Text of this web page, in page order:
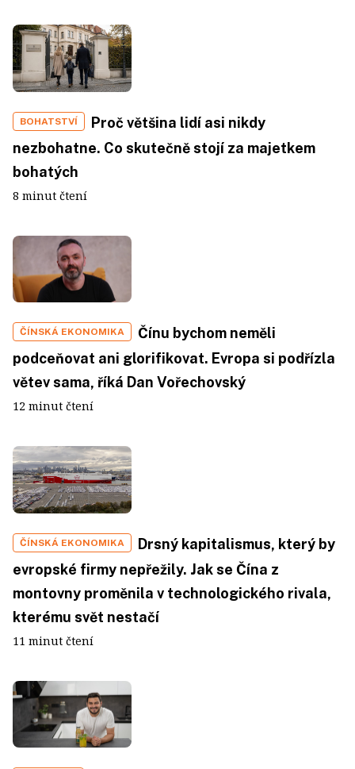
BOHATSTVÍ
Proč většina lidí asi nikdy
nezbohatne. Co skutečně stojí za majetkem
bohatých
8 minut čtení
ČÍNSKÁ EKONOMIKA
Čínu bychom neměli
podceňovat ani glorifikovat. Evropa si podřízla
větev sama, říká Dan Vořechovský
12 minut čtení
ČÍNSKÁ EKONOMIKA
Drsný kapitalismus, který by
evropské firmy nepřežily. Jak se Čína z
montovny proměnila v technologického rivala,
kterému svět nestačí
11 minut čtení